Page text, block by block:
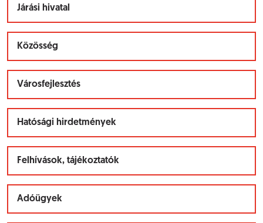
Járási hivatal
Közösség
Városfejlesztés
Hatósági hirdetmények
Felhívások, tájékoztatók
Adóügyek